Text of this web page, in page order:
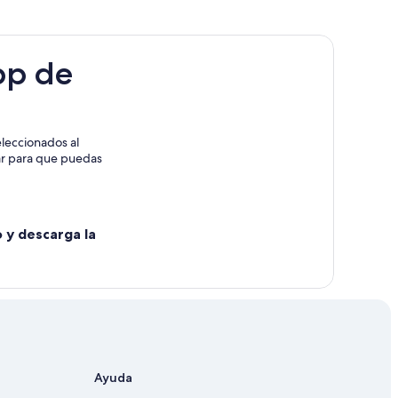
de
al
para que puedas
y descarga la
Ayuda